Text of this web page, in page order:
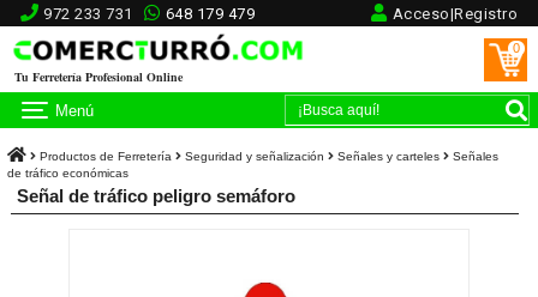
972 233 731 648 179 479 Acceso|Registro
Tu Ferretería Profesional Online
0
Menú
Productos de Ferretería Seguridad y señalización Señales y carteles
Señales
de tráfico económicas
Señal de tráfico peligro semáforo